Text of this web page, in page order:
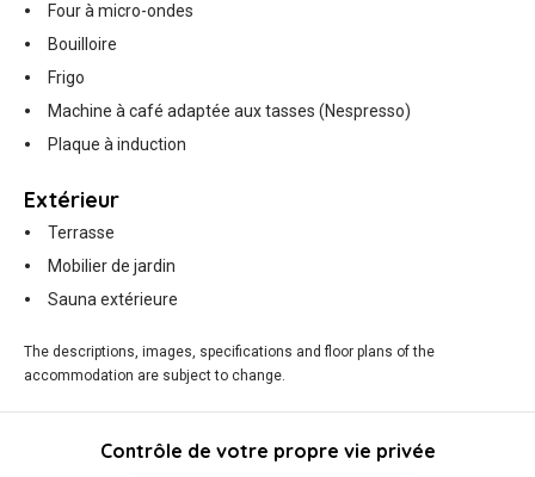
Four à micro-ondes
Bouilloire
Frigo
Machine à café adaptée aux tasses (Nespresso)
Plaque à induction
Extérieur
Terrasse
Mobilier de jardin
Sauna extérieure
The descriptions, images, specifications and floor plans of the
accommodation are subject to change.
Contrôle de votre propre vie privée